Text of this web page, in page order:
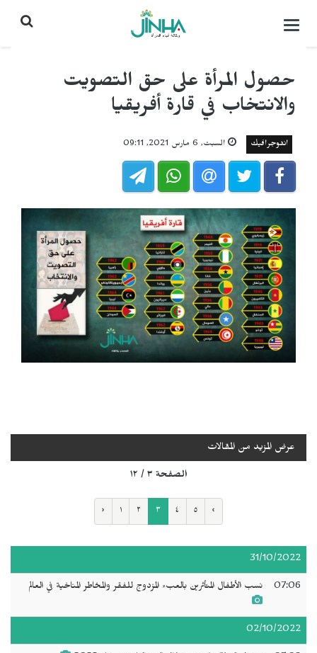
التحكم
حصول المرأة على حق التصويت
والانتخاب في قارة أفريقيا
انفوجرافيك السبت, 6 مارس 2021, 09:11
عرض المزيد من المقالات
الصفحة ٣ / ١٢
‹ ١ ٢ ٣ ٤ ٥ ›
31/10/2022
07:06 نسب الأطفال المتأثرين بالعبء المزدوج للفقر والمخاطر المناخية في العالم
02/10/2022